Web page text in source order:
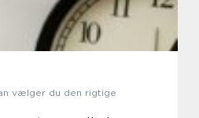
vælger du den rigtige